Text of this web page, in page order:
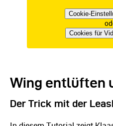
Cookie-
Cookies für
Wing entlüften
Der Trick mit der